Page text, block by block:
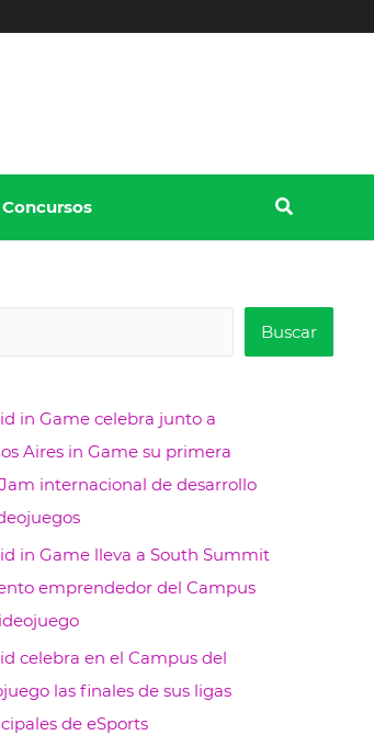
Concursos
Buscar
in Game celebra junto a
Aires in Game su primera
internacional de desarrollo
in Game lleva a South Summit
emprendedor del Campus
celebra en el Campus del
las finales de sus ligas
de eSports